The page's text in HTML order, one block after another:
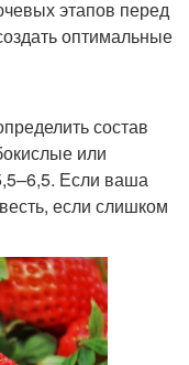
этапов перед
оптимальные
состав
или
Если ваша
если слишком